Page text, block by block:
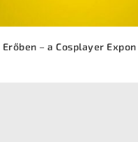
– a Cosplayer Expon